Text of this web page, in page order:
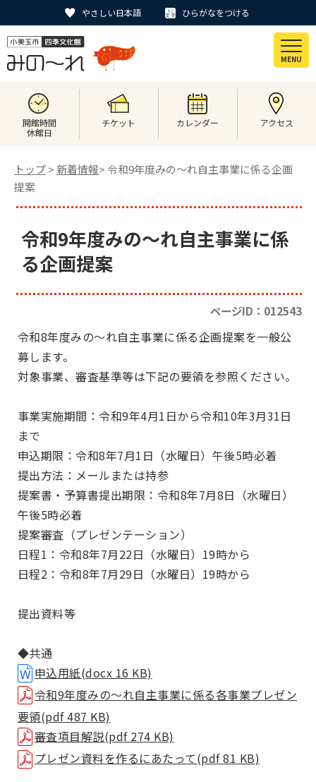
やさしい日本語 ひらがなをつける
MENU
開館時間
休館日
チケット カレンダー アクセス
トップ> 新着情報> 令和9年度みの～れ自主事業に係る企画
提案
令和9年度みの～れ自主事業に係
る企画提案
ページID：012543
令和8年度みの～れ自主事業に係る企画提案を一般公
募します。
対象事業、審査基準等は下記の要領を参照ください。
事業実施期間：令和9年4月1日から令和10年3月31日
まで
申込期限：令和8年7月1日（水曜日）午後5時必着
提出方法：メールまたは持参
提案書・予算書提出期限：令和8年7月8日（水曜日）
午後5時必着
提案審査（プレゼンテーション）
日程1：令和8年7月22日（水曜日）19時から
日程2：令和8年7月29日（水曜日）19時から
提出資料等
◆共通
申込用紙(docx 16 KB)
令和9年度みの～れ自主事業に係る各事業プレゼン
要領(pdf 487 KB)
審査項目解説(pdf 274 KB)
プレゼン資料を作るにあたって(pdf 81 KB)